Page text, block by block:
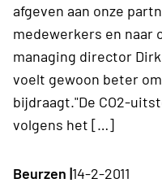
afgeven aan onze
medewerkers en naar
managing director
voelt gewoon beter
bijdraagt."De CO2-
volgens het […]
Beurzen |14-2-2011